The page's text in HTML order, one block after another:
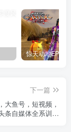
下一篇
大鱼号，短视频，
条自媒体全系训练